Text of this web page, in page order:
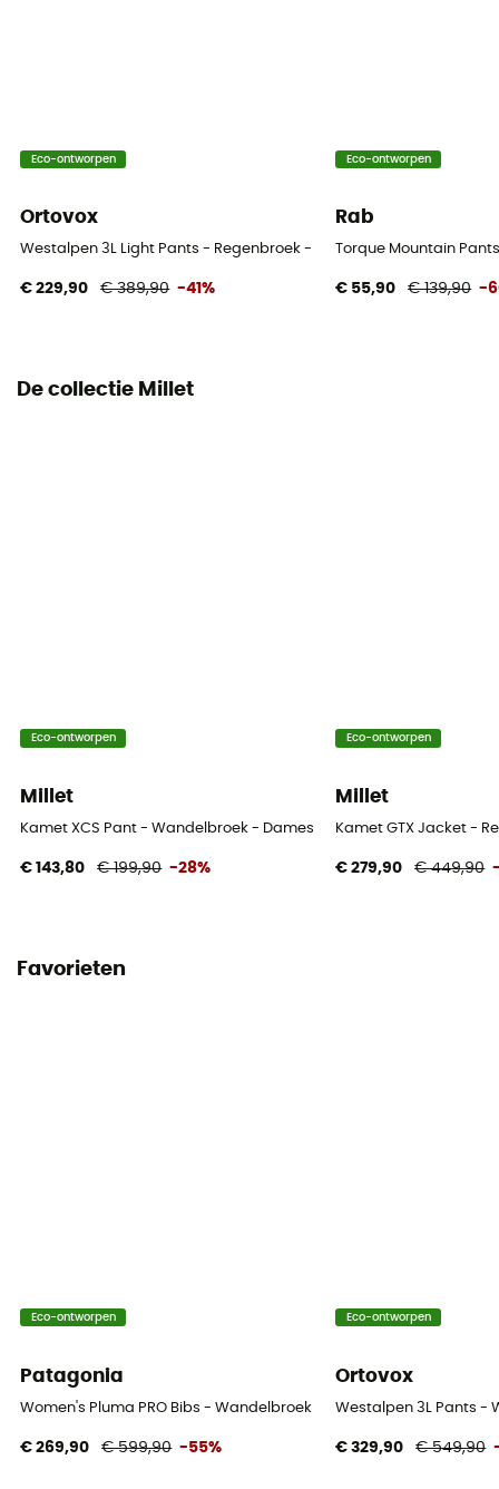
Eco-ontworpen
Ortovox
Westalpen 3L Light Pants - Regenbroek - Dames
€ 229,90 € 389,90 -41%
Eco-ontworpen
Rab
Torque Mountain
€ 55,90 € 139,90 -
De collectie Millet
Eco-ontworpen
Millet
Kamet XCS Pant - Wandelbroek - Dames
€ 143,80 € 199,90 -28%
Eco-ontworpen
Millet
Kamet GTX Jacket -
€ 279,90 € 449,90
Favorieten
Eco-ontworpen
Patagonia
Women's Pluma PRO Bibs - Wandelbroek - Dames
€ 269,90 € 599,90 -55%
Eco-ontworpen
Ortovox
Westalpen 3L Pants -
€ 329,90 € 549,90